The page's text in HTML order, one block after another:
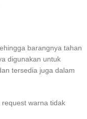
barangnya tahan
digunakan untuk
tersedia juga dalam
warna tidak